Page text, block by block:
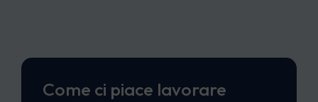
Come ci piace lavorare